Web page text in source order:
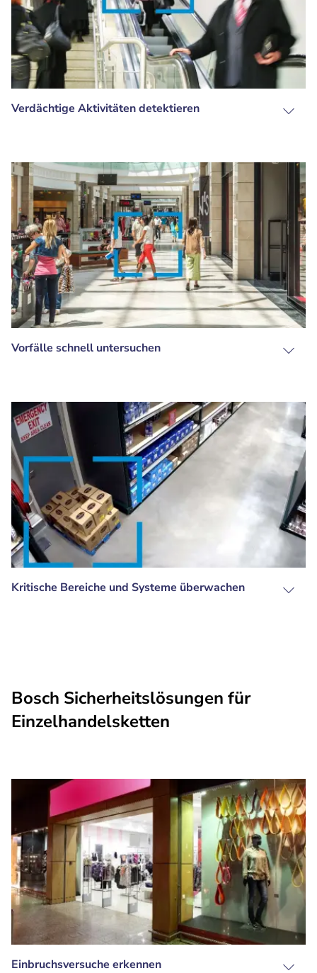
Verdächtige Aktivitäten detektieren
Vorfälle schnell untersuchen
Kritische Bereiche und Systeme überwachen
Bosch Sicherheitslösungen für
Einzelhandelsketten
Einbruchsversuche erkennen